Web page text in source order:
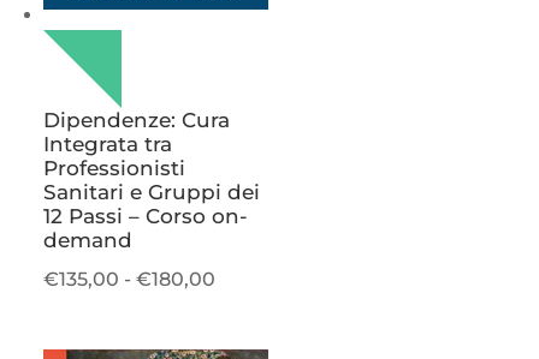
Dipendenze: Cura
Integrata tra
Professionisti
Sanitari e Gruppi dei
12 Passi – Corso on-
demand
€135,00 - €180,00